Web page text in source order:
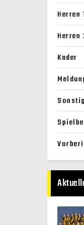
Herren
Herren
Kader